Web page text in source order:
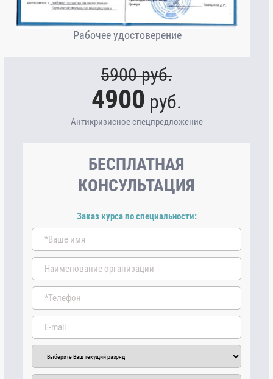
Рабочее удостоверение
5900руб.
4900 руб.
Антикризисное спецпредложение
БЕСПЛАТНАЯ
КОНСУЛЬТАЦИЯ
Заказ курса по специальности: